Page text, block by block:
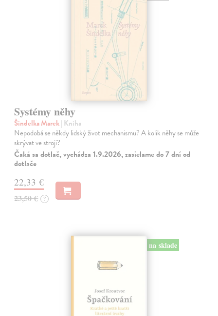
Systémy něhy
Šindelka Marek| Kniha
Nepodobá se někdy lidský život mechanismu? A kolik něhy se může
skrývat ve stroji?
Čaká sa dotlač, vychádza 1.9.2026, zasielame do 7 dní od
dotlače
22,33 €
23,50 € ?
na sklade